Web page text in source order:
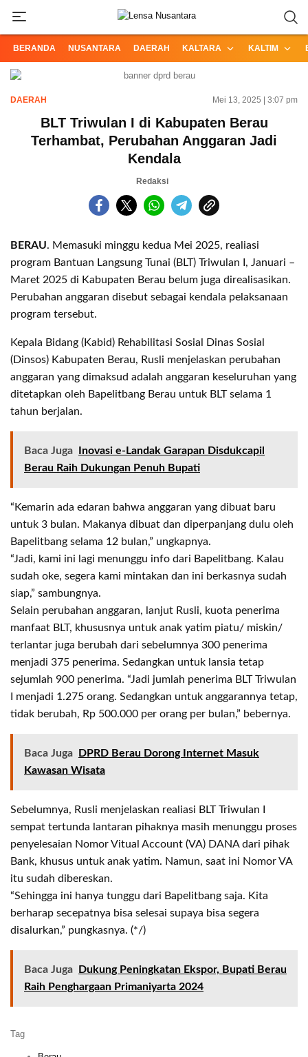
BERANDA NUSANTARA DAERAH KALTARA KALTIM
DAERAH Mei 13, 2025 | 3:07 pm
BLT Triwulan I di Kabupaten Berau
Terhambat, Perubahan Anggaran Jadi
Kendala
Redaksi
BERAU. Memasuki minggu kedua Mei 2025, realiasi
program Bantuan Langsung Tunai (BLT) Triwulan I, Januari –
Maret 2025 di Kabupaten Berau belum juga direalisasikan.
Perubahan anggaran disebut sebagai kendala pelaksanaan
program tersebut.
Kepala Bidang (Kabid) Rehabilitasi Sosial Dinas Sosial
(Dinsos) Kabupaten Berau, Rusli menjelaskan perubahan
anggaran yang dimaksud adalah anggaran keseluruhan yang
ditetapkan oleh Bapelitbang Berau untuk BLT selama 1
tahun berjalan.
Baca Juga
Inovasi e-Landak Garapan Disdukcapil
Berau Raih Dukungan Penuh Bupati
“Kemarin ada edaran bahwa anggaran yang dibuat baru
untuk 3 bulan. Makanya dibuat dan diperpanjang dulu oleh
Bapelitbang selama 12 bulan,” ungkapnya.
“Jadi, kami ini lagi menunggu info dari Bapelitbang. Kalau
sudah oke, segera kami mintakan dan ini berkasnya sudah
siap,” sambungnya.
Selain perubahan anggaran, lanjut Rusli, kuota penerima
manfaat BLT, khususnya untuk anak yatim piatu/ miskin/
terlantar juga berubah dari sebelumnya 300 penerima
menjadi 375 penerima. Sedangkan untuk lansia tetap
sejumlah 900 penerima. “Jadi jumlah penerima BLT Triwulan
I menjadi 1.275 orang. Sedangkan untuk anggarannya tetap,
tidak berubah, Rp 500.000 per orang per bulan,” bebernya.
Baca Juga
DPRD Berau Dorong Internet Masuk
Kawasan Wisata
Sebelumnya, Rusli menjelaskan realiasi BLT Triwulan I
sempat tertunda lantaran pihaknya masih menunggu proses
penyelesaian Nomor Vitual Account (VA) DANA dari pihak
Bank, khusus untuk anak yatim. Namun, saat ini Nomor VA
itu sudah dibereskan.
“Sehingga ini hanya tunggu dari Bapelitbang saja. Kita
berharap secepatnya bisa selesai supaya bisa segera
disalurkan,” pungkasnya. (*/)
Baca Juga
Dukung Peningkatan Ekspor, Bupati Berau
Raih Penghargaan Primaniyarta 2024
Tag